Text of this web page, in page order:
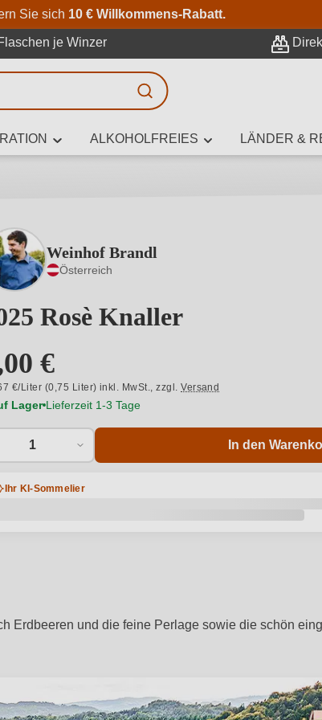
springen
springen springen
Sie sich 10 € Willkommens-Rabatt.
je Winzer
ALKOHOLFREIES LÄNDER &
Weinhof Brandl
Österreich
Rosè Knaller
€
€/Liter (0,75 Liter) inkl. MwSt.,zzgl.Versand
Lager Lieferzeit 1-3 Tage
1 In den
Ihr KI-Sommelier
Erdbeeren und die feine Perlage sowie die schön
Erweiterte Suche
Geschmack, Anlass, Weinnamen,
anderen Kriterien.